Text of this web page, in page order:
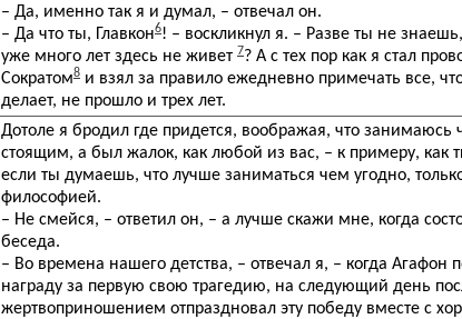
– Да, именно так я и думал, – отвечал он.
– Да что ты, Главкон6! – воскликнул я. – Разве ты не
уже много лет здесь не живет 7? А с тех пор как я стал
Сократом8 и взял за правило ежедневно примечать все,
делает, не прошло и трех лет.
Дотоле я бродил где придется, воображая, что занимаюсь
стоящим, а был жалок, как любой из вас, – к примеру, как
если ты думаешь, что лучше заниматься чем угодно,
философией.
– Не смейся, – ответил он, – а лучше скажи мне, когда
беседа.
– Во времена нашего детства, – отвечал я, – когда Агафон
награду за первую свою трагедию, на следующий день
жертвоприношением отпраздновал эту победу вместе с